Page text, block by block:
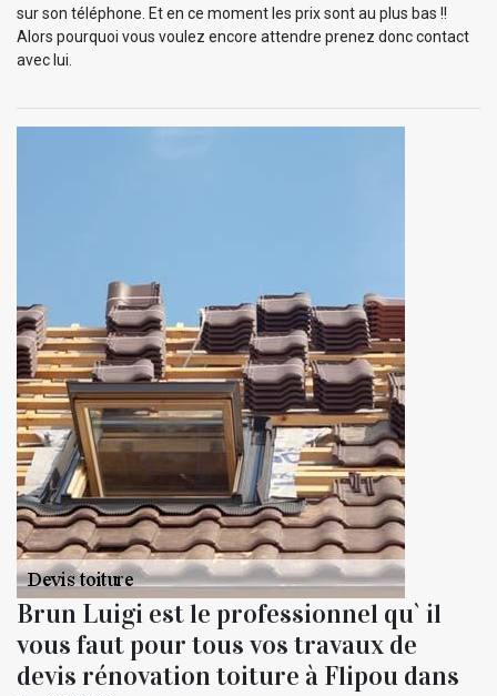
sur son téléphone. Et en ce moment les prix sont au plus bas !!
Alors pourquoi vous voulez encore attendre prenez donc contact
avec lui.
Brun Luigi est le professionnel qu` il
vous faut pour tous vos travaux de
devis rénovation toiture à Flipou dans